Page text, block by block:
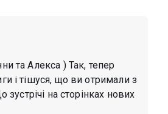
та Алекса ) Так, тепер
і тішуся, що ви отримали з
на сторінках нових